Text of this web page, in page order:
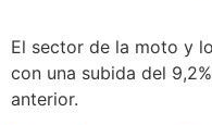
El sector de la moto y
con una subida del
anterior.